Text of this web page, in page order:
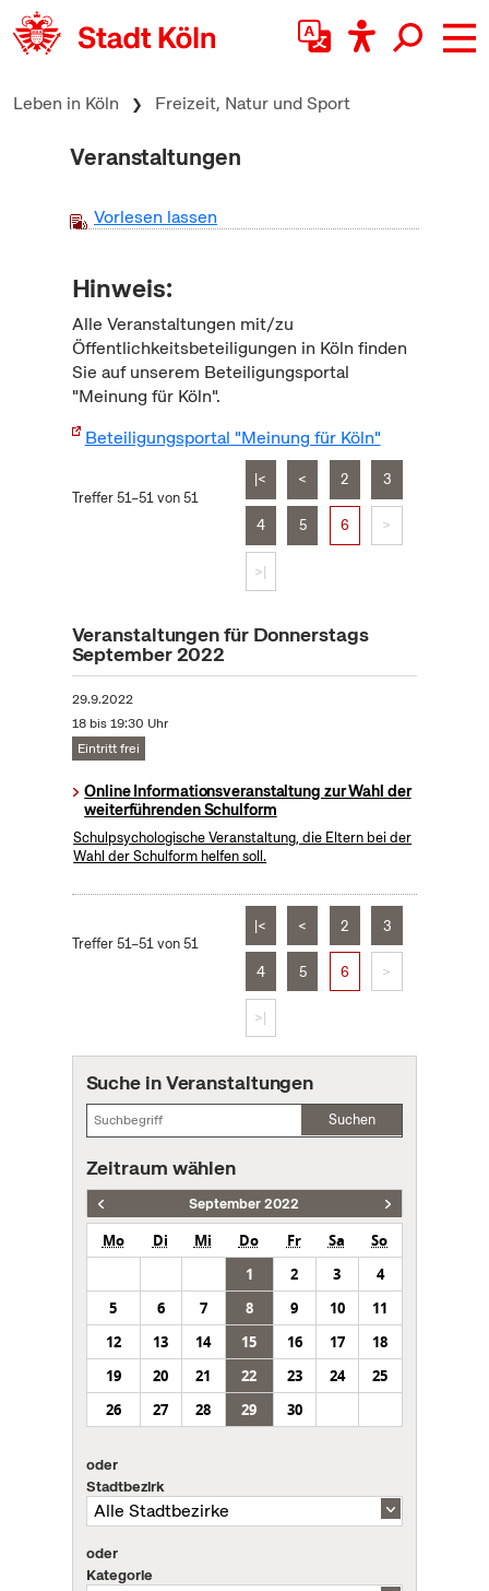
zum Inhalt springen
Leben in Köln Freizeit, Natur und Sport
Veranstaltungen
Vorlesen lassen
Hinweis:
Alle Veranstaltungen mit/zu
Öffentlichkeitsbeteiligungen in Köln finden
Sie auf unserem Beteiligungsportal
"Meinung für Köln".
Beteiligungsportal "Meinung für Köln"
Treffer 51–51 von 51
|< < 2 3
4 5 6 >
>|
Veranstaltungen für Donnerstags
September 2022
29.9.2022
18 bis 19:30 Uhr
Eintritt frei
Online Informationsveranstaltung zur Wahl der
weiterführenden Schulform
Schulpsychologische Veranstaltung, die Eltern bei der
Wahl der Schulform helfen soll.
Treffer 51–51 von 51
|< < 2 3
4 5 6 >
>|
Suche in Veranstaltungen
Suchen
Zeitraum wählen
September 2022
Mo Di Mi Do Fr Sa
So
1
2 3
4
5
6 7 8 9 10
11
12
13 14 15 16 17
18
19
20 21 22 23 24
25
26
27 28 29 30
oder
Stadtbezirk
oder
Kategorie